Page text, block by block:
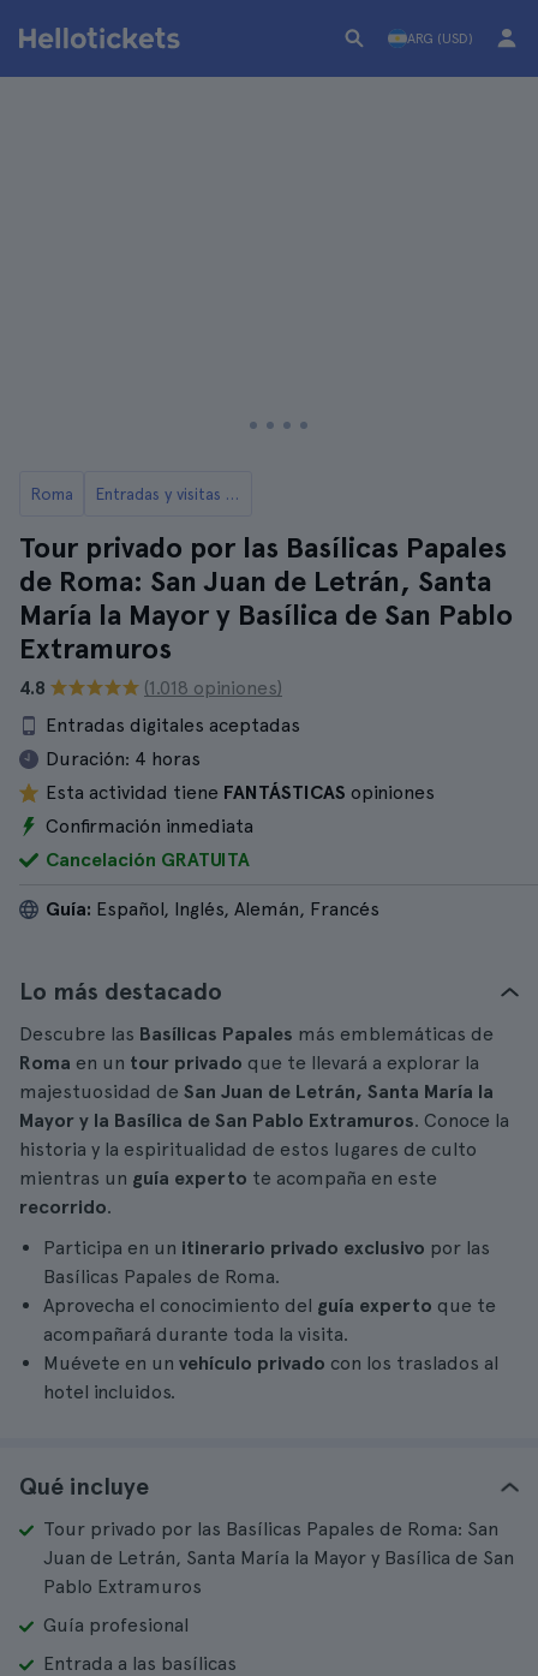
ARG (USD)
Roma Entradas y visitas a la Basílica de San Juan de Letrán en Roma
Tour privado por las Basílicas Papales
de Roma: San Juan de Letrán, Santa
María la Mayor y Basílica de San Pablo
Extramuros
4.8
(1.018 opiniones)
Entradas digitales aceptadas
Duración: 4 horas
Esta actividad tiene FANTÁSTICAS opiniones
Confirmación inmediata
Cancelación GRATUITA
Guía: Español, Inglés, Alemán, Francés
Lo más destacado
Descubre las Basílicas Papales más emblemáticas de
Roma en un tour privado que te llevará a explorar la
majestuosidad de San Juan de Letrán, Santa María la
Mayor y la Basílica de San Pablo Extramuros. Conoce la
historia y la espiritualidad de estos lugares de culto
mientras un guía experto te acompaña en este
recorrido.
Participa en un itinerario privado exclusivo por las
Basílicas Papales de Roma.
Aprovecha el conocimiento del guía experto que te
acompañará durante toda la visita.
Muévete en un vehículo privado con los traslados al
hotel incluidos.
Qué incluye
Tour privado por las Basílicas Papales de Roma: San
Juan de Letrán, Santa María la Mayor y Basílica de San
Pablo Extramuros
Guía profesional
Entrada a las basílicas